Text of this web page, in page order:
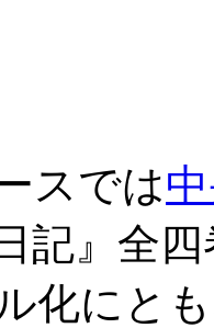
スでは
記』全
化にと